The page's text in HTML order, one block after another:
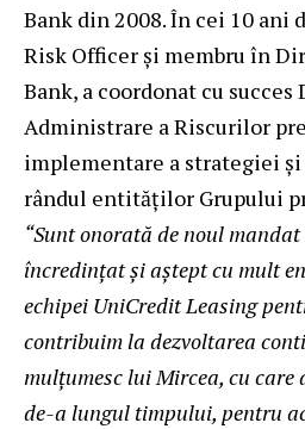
Bank din 2008. În cei 10 ani
Risk Officer şi membru în
Bank, a coordonat cu succes
Administrare a Riscurilor
implementare a strategiei
rândul entităților Grupului
“Sunt onorată de noul
încredinţat şi aştept cu mult
echipei UniCredit Leasing
contribuim la dezvoltarea
mulţumesc lui Mircea, cu care
de-a lungul timpului, pentru